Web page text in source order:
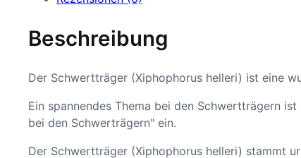
Beschreibung
Der Schwertträger (Xiphophorus helleri) ist eine
Ein spannendes Thema bei den Schwertträgern
bei den Schwerträgern" ein.
Der Schwertträger (Xiphophorus helleri) stammt